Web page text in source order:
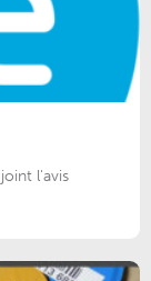
l'avis